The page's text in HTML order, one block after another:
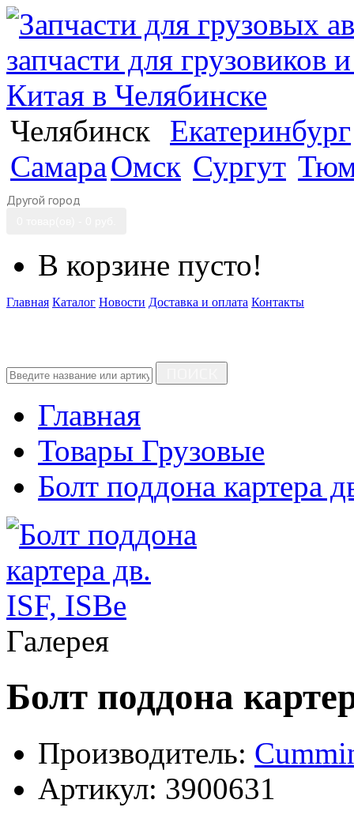
Челябинск
Екатеринбург
СамараОмск Сургут
Другой город
В корзине пусто!
Главная Каталог Новости Доставка и оплата Контакты
Главная
Товары Грузовые
Болт поддона картера
Галерея
Болт поддона
Производитель:
Артикул: 3900631